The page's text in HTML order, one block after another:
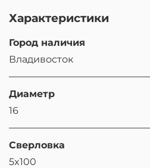
Характеристики
Город наличия
Владивосток
Диаметр
16
Сверловка
5x100